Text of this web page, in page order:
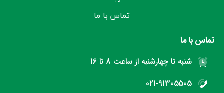
تماس با ما
تماس با ما
شنبه تا چهارشنبه از ساعت 8 تا 16
021-91305505